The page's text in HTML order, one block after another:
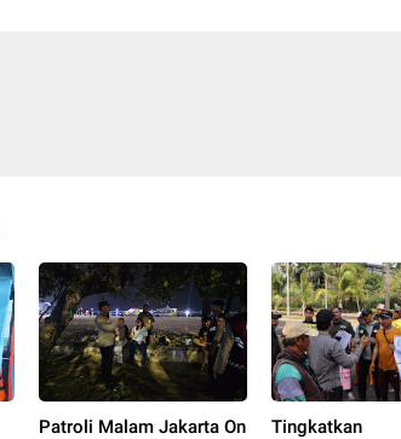
Patroli Malam Jakarta On
Tingkatkan